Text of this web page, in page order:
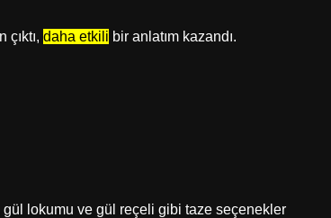
çıktı, daha etkili bir anlatım kazandı.
gül lokumu ve gül reçeli gibi taze seçenekler